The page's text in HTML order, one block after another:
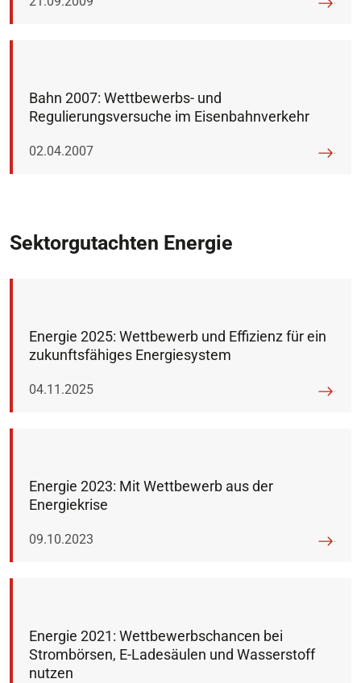
Bahn 2007: Wettbewerbs- und
Regulierungsversuche im Eisenbahnverkehr
Veröffentlicht am:
02.04.2007
Sektorgutachten Energie
Energie 2025: Wettbewerb und Effizienz für ein
zukunftsfähiges Energiesystem
Veröffentlicht am:
04.11.2025
Energie 2023: Mit Wettbewerb aus der
Energiekrise
Veröffentlicht am:
09.10.2023
Energie 2021: Wettbewerbschancen bei
Strombörsen, E-Ladesäulen und Wasserstoff
nutzen